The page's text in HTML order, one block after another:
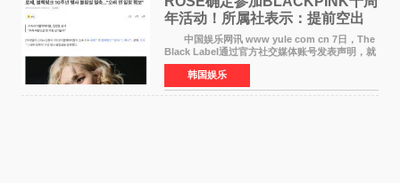
年活动！所属社表示：提前空出
了时间
中国娱乐网讯 www yule com cn 7日，The
Black Label通过官方社交媒体账号发表声明，就
近期网络上关于ROS&Eacute;个人行程及是否参
加BLACKPINK出道纪念活动的种种猜测作出正
式回应。 Th
韩国娱乐